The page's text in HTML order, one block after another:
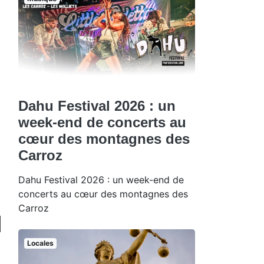
Dahu Festival 2026 : un
week-end de concerts au
cœur des montagnes des
Carroz
Dahu Festival 2026 : un week-end de
concerts au cœur des montagnes des
Carroz
Locales